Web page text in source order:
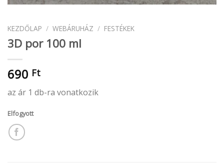
KEZDŐLAP / WEBÁRUHÁZ / FESTÉKEK
3D por 100 ml
690 Ft
az ár 1 db-ra vonatkozik
Elfogyott